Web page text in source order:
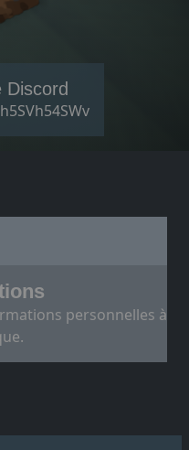
Discord
personnelles à